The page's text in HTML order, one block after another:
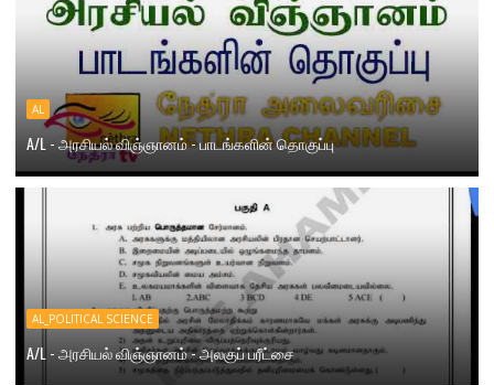
AL
A/L - அரசியல் விஞ்ஞானம் - பாடங்களின் தொகுப்பு
AL_POLITICAL SCIENCE
A/L - அரசியல் விஞ்ஞானம் - அலகுப் பரீட்சை